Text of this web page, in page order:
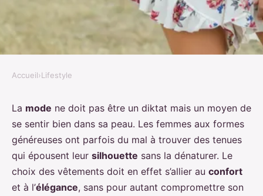
LIFESTYLE
Comment choisir des tenues
adaptées aux formes généreuses
sans sacrifier l'élégance ?
Ali•5 avril 2024•7 min de lecture
Accueil›Lifestyle
La mode ne doit pas être un diktat mais un moyen de
se sentir bien dans sa peau. Les femmes aux formes
généreuses ont parfois du mal à trouver des tenues
qui épousent leur silhouette sans la dénaturer. Le
choix des vêtements doit en effet s’allier au confort
et à l’élégance, sans pour autant compromettre son